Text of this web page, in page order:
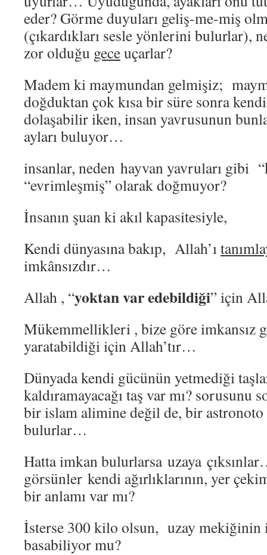
eder? Görme duyuları geliş-me-miş
(çıkardıkları sesle yönlerini bulurlar),
zor olduğu geceuçarlar?
Madem ki maymundan gelmişiz;
doğduktan çok kısa bir süre sonra
dolaşabilir iken, insan yavrusunun
ayları buluyor…
insanlar, neden hayvan yavruları gibi
“evrimleşmiş” olarak doğmuyor?
İnsanın şuan ki akıl kapasitesiyle,
Kendi dünyasına bakıp, Allah’ı
imkânsızdır…
Allah , “yoktan var edebildiği” için
Mükemmellikleri , bize göre imkansız
yaratabildiği için Allah’tır…
Dünyada kendi gücünün yetmediği
kaldıramayacağı taş var mı? sorusunu
bir islam alimine değil de, bir astronoto
bulurlar…
Hatta imkan bulurlarsa uzaya
görsünler kendi ağırlıklarının, yer
bir anlamı var mı?
İsterse 300 kilo olsun, uzay mekiğinin
basabiliyor mu?